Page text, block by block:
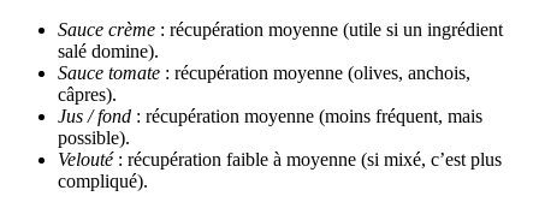
Sauce crème : récupération moyenne (utile si un ingrédient
salé domine).
Sauce tomate : récupération moyenne (olives, anchois,
câpres).
Jus / fond : récupération moyenne (moins fréquent, mais
possible).
Velouté: récupération faible à moyenne (si mixé, c’est plus
compliqué).